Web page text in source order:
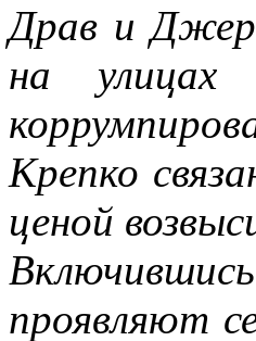
Драв и
на улицах
Крепко
ценой
проявляют